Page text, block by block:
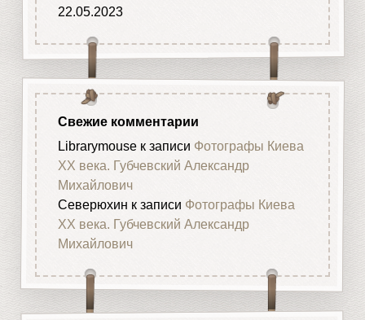
22.05.2023
Свежие комментарии
Librarymouseк записи Фотографы Киева
XX века. Губчевский Александр
Михайлович
Северюхин к записи Фотографы Киева
XX века. Губчевский Александр
Михайлович